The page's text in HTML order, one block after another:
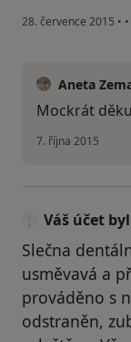
28. července 2015 • •
Aneta
Mockrát
7. října 2015
Váš účet
Slečna
usměvavá a
prováděno s
odstraněn,